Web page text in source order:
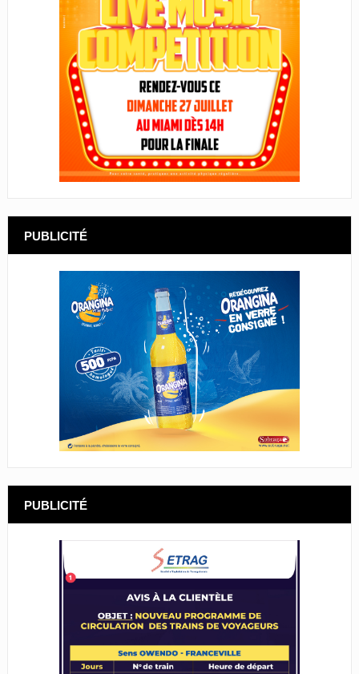
PUBLICITÉ
PUBLICITÉ